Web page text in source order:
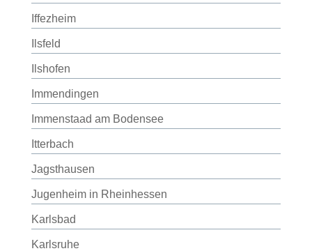
Iffezheim
Ilsfeld
Ilshofen
Immendingen
Immenstaad am Bodensee
Itterbach
Jagsthausen
Jugenheim in Rheinhessen
Karlsbad
Karlsruhe